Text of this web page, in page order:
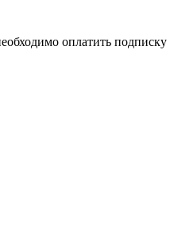
оплатить подписку